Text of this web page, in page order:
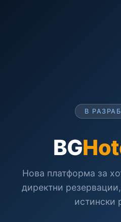
В
BG
Нова платформа за
директни
истински